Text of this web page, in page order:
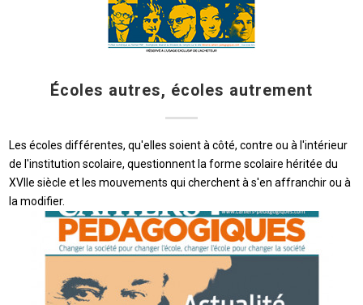
Écoles autres, écoles autrement
Les écoles différentes, qu'elles soient à côté, contre ou à l'intérieur
de l'institution scolaire, questionnent la forme scolaire héritée du
XVIIe siècle et les mouvements qui cherchent à s'en affranchir ou à
la modifier.